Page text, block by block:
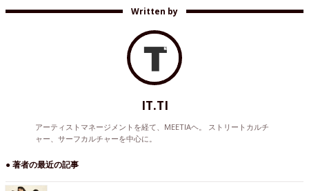
Written by
IT.TI
アーティストマネージメントを経て、MEETIAヘ。 ストリートカルチ
ャー、サーフカルチャーを中心に。
● 著者の最近の記事